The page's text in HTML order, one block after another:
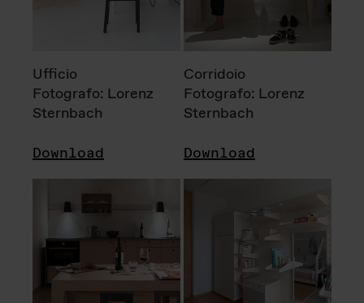
Ufficio
Fotografo: Lorenz
Sternbach
Download
Corridoio
Fotografo: Lorenz
Sternbach
Download